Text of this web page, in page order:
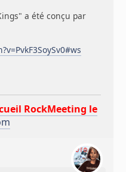
a été conçu par
RockMeeting le